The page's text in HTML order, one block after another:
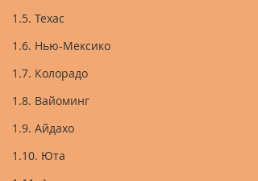
1.5. Техас
1.6. Нью-Мексико
1.7. Колорадо
1.8. Вайоминг
1.9. Айдахо
1.10. Юта